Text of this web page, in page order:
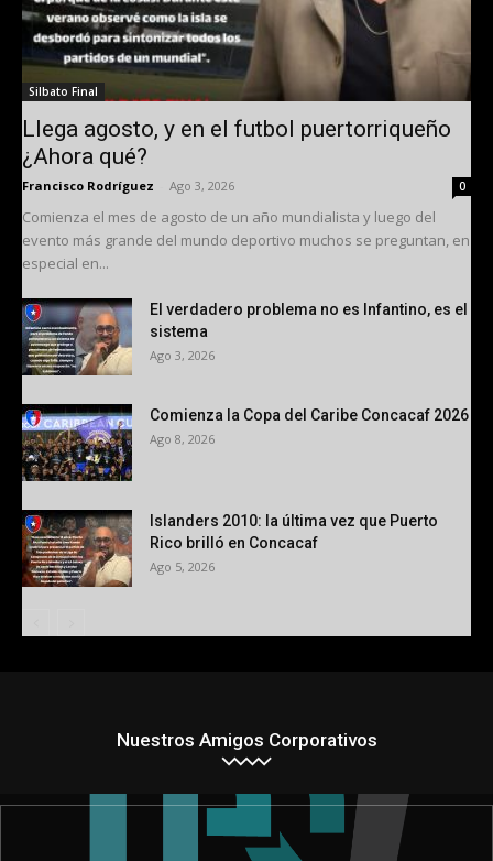
Silbato Final
Llega agosto, y en el futbol puertorriqueño
¿Ahora qué?
Francisco Rodríguez Ago 3, 2026 0
Comienza el mes de agosto de un año mundialista y luego del
evento más grande del mundo deportivo muchos se preguntan, en
especial en...
El verdadero problema no es Infantino, es el
sistema
Ago 3, 2026
Comienza la Copa del Caribe Concacaf 2026
Ago 8, 2026
Islanders 2010: la última vez que Puerto
Rico brilló en Concacaf
Ago 5, 2026
Nuestros Amigos Corporativos